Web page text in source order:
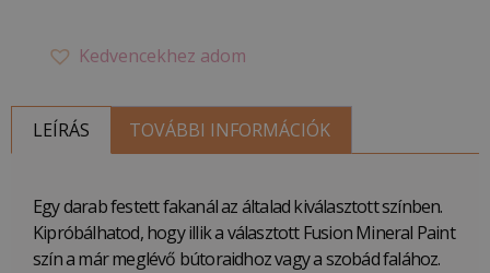
Kedvencekhez adom
LEÍRÁS TOVÁBBI INFORMÁCIÓK
Egy darab festett fakanál az általad kiválasztott színben.
Kipróbálhatod, hogy illik a választott Fusion Mineral Paint
szín a már meglévő bútoraidhoz vagy a szobád falához.